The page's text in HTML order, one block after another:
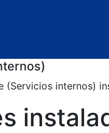
(Servicios internos)